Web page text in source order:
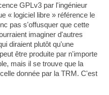
GPLv3 par l'ingénieur
« logiciel libre » référence le
pas s'offusquer que cette
imaginer d'autres
diraient plutôt qu'une
être produite par n'importe
mais il se trouve que la
donnée par la TRM. C'est